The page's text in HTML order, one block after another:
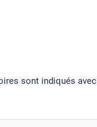
sont indiqués avec